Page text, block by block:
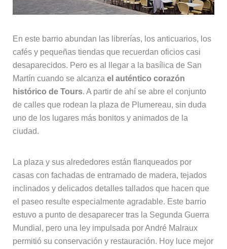
En este barrio abundan las librerías, los anticuarios, los
cafés y pequeñas tiendas que recuerdan oficios casi
desaparecidos. Pero es al llegar a la basílica de San
Martín cuando se alcanza el auténtico corazón
histórico de Tours. A partir de ahí se abre el conjunto
de calles que rodean la plaza de Plumereau, sin duda
uno de los lugares más bonitos y animados de la
ciudad.
La plaza y sus alrededores están flanqueados por
casas con fachadas de entramado de madera, tejados
inclinados y delicados detalles tallados que hacen que
el paseo resulte especialmente agradable. Este barrio
estuvo a punto de desaparecer tras la Segunda Guerra
Mundial, pero una ley impulsada por André Malraux
permitió su conservación y restauración. Hoy luce mejor